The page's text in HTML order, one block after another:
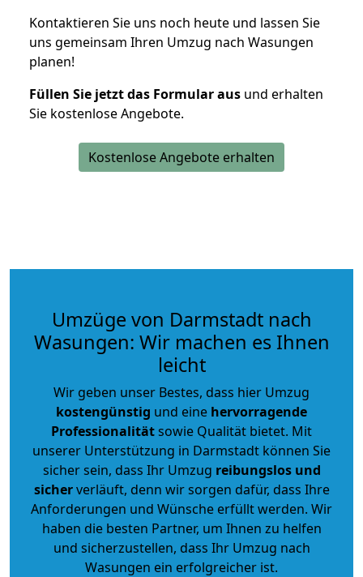
Kontaktieren Sie uns noch heute und lassen Sie
uns gemeinsam Ihren Umzug nach Wasungen
planen!
Füllen Sie jetzt das Formular aus und erhalten
Sie kostenlose Angebote.
Kostenlose Angebote erhalten
Umzüge von Darmstadt nach
Wasungen: Wir machen es Ihnen
leicht
Wir geben unser Bestes, dass hier Umzug
kostengünstig und eine hervorragende
Professionalitätsowie Qualität bietet. Mit
unserer Unterstützung in Darmstadt können Sie
sicher sein, dass Ihr Umzug reibungslos und
sicherverläuft, denn wir sorgen dafür, dass Ihre
Anforderungen und Wünsche erfüllt werden. Wir
haben die besten Partner, um Ihnen zu helfen
und sicherzustellen, dass Ihr Umzug nach
Wasungen ein erfolgreicher ist.